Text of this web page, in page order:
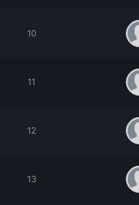
10
11
12
13